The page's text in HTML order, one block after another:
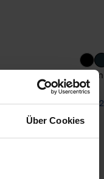
Über Cookies
from